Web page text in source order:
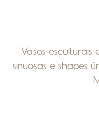
Vasos
sinuosas e shapes